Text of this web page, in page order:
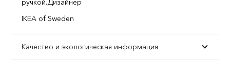
ручкой.Дизайнер
IKEA of Sweden
Качество и экологическая информация